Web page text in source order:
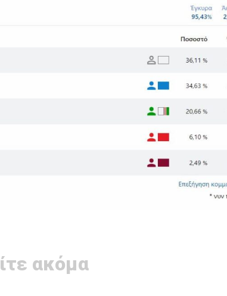
ακόμα